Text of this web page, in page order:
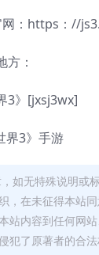
网：https：//
：
3》[jxsj3wx]
界3》手游
如无特殊说明或
，在未征得本站
站内容到任何网
犯了原著者的合